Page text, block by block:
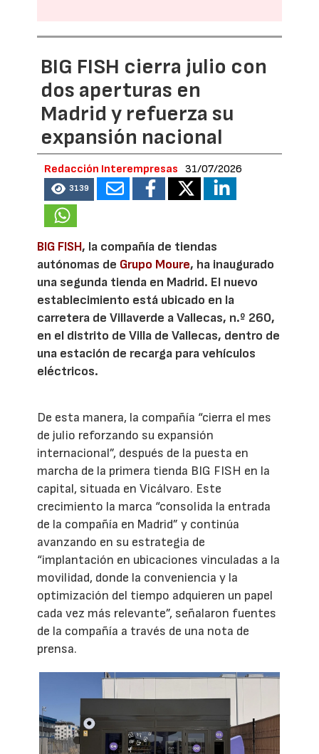
BIG FISH cierra julio con
dos aperturas en
Madrid y refuerza su
expansión nacional
Redacción Interempresas 31/07/2026
3139
BIG FISH, la compañía de tiendas
autónomas de Grupo Moure, ha inaugurado
una segunda tienda en Madrid. El nuevo
establecimiento está ubicado en la
carretera de Villaverde a Vallecas, n.º 260,
en el distrito de Villa de Vallecas, dentro de
una estación de recarga para vehículos
eléctricos.
De esta manera, la compañía “cierra el mes
de julio reforzando su expansión
internacional”, después de la puesta en
marcha de la primera tienda BIG FISH en la
capital, situada en Vicálvaro. Este
crecimiento la marca “consolida la entrada
de la compañía en Madrid” y continúa
avanzando en su estrategia de
“implantación en ubicaciones vinculadas a la
movilidad, donde la conveniencia y la
optimización del tiempo adquieren un papel
cada vez más relevante”, señalaron fuentes
de la compañía a través de una nota de
prensa.